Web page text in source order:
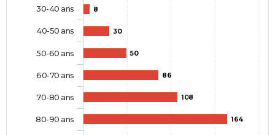
8
30
50
86
108
164
30-40 ans
40-50 ans
50-60 ans
60-70 ans
70-80 ans
80-90 ans